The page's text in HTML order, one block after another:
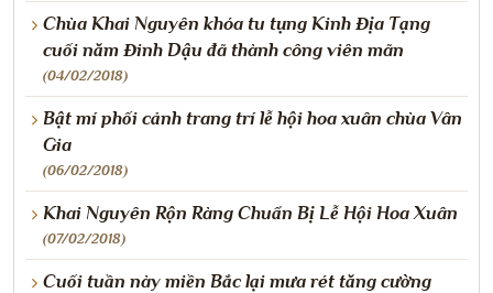
Chùa Khai Nguyên khóa tu tụng Kinh Địa Tạng
cuối năm Đinh Dậu đã thành công viên mãn
(04/02/2018)
Bật mí phối cảnh trang trí lễ hội hoa xuân chùa Vân
Gia
(06/02/2018)
Khai Nguyên Rộn Ràng Chuẩn Bị Lễ Hội Hoa Xuân
(07/02/2018)
Cuối tuần này miền Bắc lại mưa rét tăng cường